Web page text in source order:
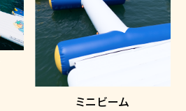
ミニビーム